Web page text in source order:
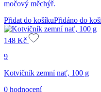
močový měchýř.
Přidat do košíkuPřidáno do
148 Kč
9
Kotvičník zemní nať, 100 g
0 hodnocení